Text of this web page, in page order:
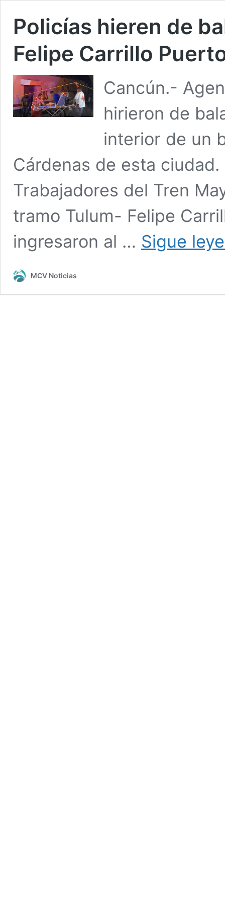
Policías hieren de
Felipe Carrillo
Cancún.-
hirieron de
interior de un
Cárdenas de esta
Trabajadores del Tren
tramo Tulum- Felipe
ingresaron al … Sigue
MCV Noticias